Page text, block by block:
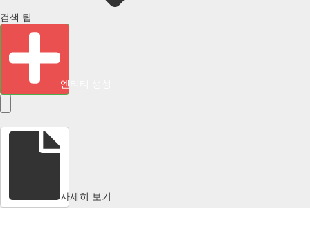
검색 팁
엔티티 생성
자세히 보기